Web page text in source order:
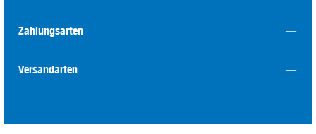
Zahlungsarten
Versandarten